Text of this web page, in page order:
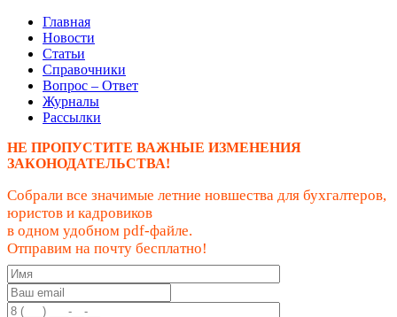
Главная
Новости
Статьи
Справочники
Вопрос – Ответ
Журналы
Рассылки
НЕ ПРОПУСТИТЕ ВАЖНЫЕ ИЗМЕНЕНИЯ
ЗАКОНОДАТЕЛЬСТВА!
Собрали все значимые летние новшества для бухгалтеров,
юристов и кадровиков
в одном удобном pdf-файле.
Отправим на почту бесплатно!